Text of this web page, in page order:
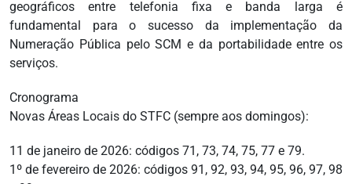
geográficos entre telefonia fixa e banda larga é
fundamental para o sucesso da implementação da
Numeração Pública pelo SCM e da portabilidade entre os
serviços.
Cronograma
Novas Áreas Locais do STFC (sempre aos domingos):
11 de janeiro de 2026: códigos 71, 73, 74, 75, 77 e 79.
1º de fevereiro de 2026: códigos 91, 92, 93, 94, 95, 96, 97, 98